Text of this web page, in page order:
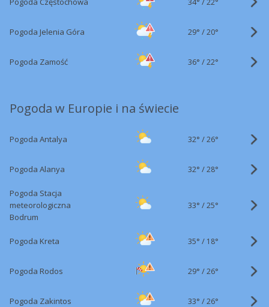
Pogoda Jelenia Góra 29° /20°
Pogoda Zamość 36° /22°
Pogoda w Europie i na świecie
Pogoda Antalya 32° /26°
Pogoda Alanya 32° /28°
Pogoda Stacja
meteorologiczna
Bodrum
33° /25°
Pogoda Kreta 35° / 18°
Pogoda Rodos 29° /26°
Pogoda Zakintos 33° /26°